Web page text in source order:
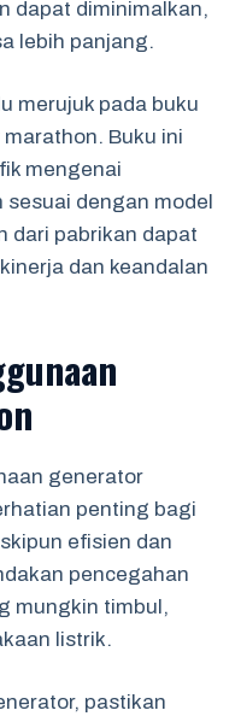
dapat diminimalkan,
lebih panjang.
merujuk pada buku
Buku ini
mengenai
sesuai dengan model
dari pabrikan dapat
dan keandalan
generator
penting bagi
efisien dan
pencegahan
mungkin timbul,
listrik.
pastikan